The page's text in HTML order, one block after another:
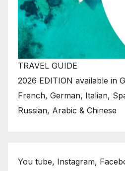
TRAVEL GUIDE
2026 EDITION available in
French, German, Italian,
Russian, Arabic & Chinese
You tube, Instagram,